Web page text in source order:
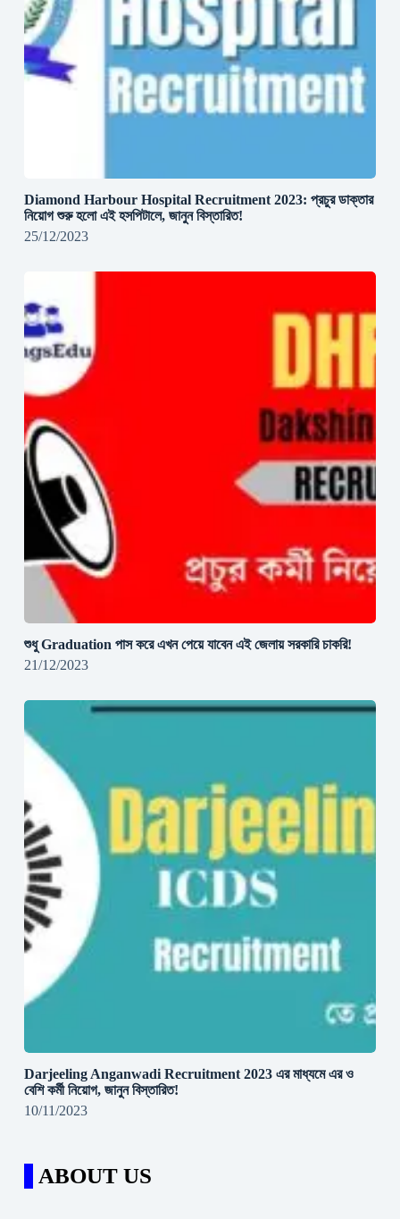
Diamond Harbour Hospital Recruitment 2023: প্রচুর ডাক্তার
নিয়োগ শুরু হলো এই হসপিটালে, জানুন বিস্তারিত!
25/12/2023
শুধু Graduation পাস করে এখন পেয়ে যাবেন এই জেলায় সরকারি চাকরি!
21/12/2023
Darjeeling Anganwadi Recruitment 2023 এর মাধ্যমে এর ও
বেশি কর্মী নিয়োগ, জানুন বিস্তারিত!
10/11/2023
ABOUT US